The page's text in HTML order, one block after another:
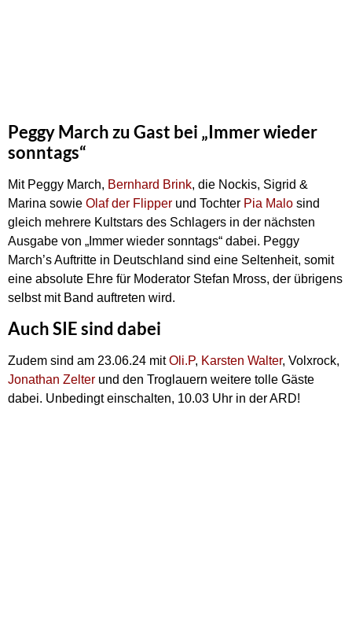
Peggy March zu Gast bei „Immer wieder
sonntags“
Mit Peggy March, Bernhard Brink, die Nockis, Sigrid &
Marina sowie Olaf der Flipper und Tochter Pia Malo sind
gleich mehrere Kultstars des Schlagers in der nächsten
Ausgabe von „Immer wieder sonntags“ dabei. Peggy
March’s Auftritte in Deutschland sind eine Seltenheit, somit
eine absolute Ehre für Moderator Stefan Mross, der übrigens
selbst mit Band auftreten wird.
Auch SIE sind dabei
Zudem sind am 23.06.24 mitOli.P, Karsten Walter, Volxrock,
Jonathan Zelter und den Troglauern weitere tolle Gäste
dabei. Unbedingt einschalten, 10.03 Uhr in der ARD!